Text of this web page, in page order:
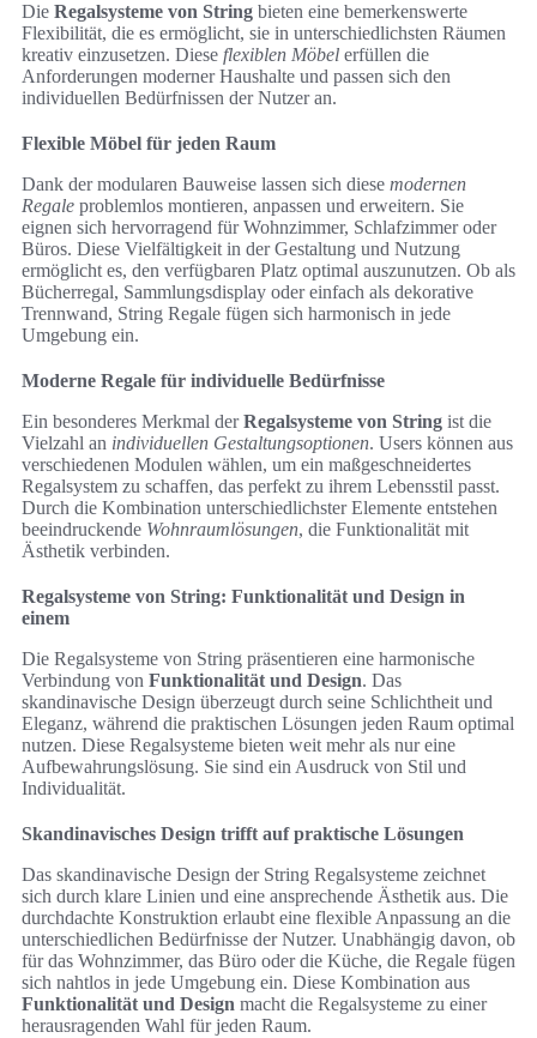
Die Regalsysteme von String bieten eine bemerkenswerte
Flexibilität, die es ermöglicht, sie in unterschiedlichsten Räumen
kreativ einzusetzen. Diese flexiblen Möbel erfüllen die
Anforderungen moderner Haushalte und passen sich den
individuellen Bedürfnissen der Nutzer an.
Flexible Möbel für jeden Raum
Dank der modularen Bauweise lassen sich diese modernen
Regale problemlos montieren, anpassen und erweitern. Sie
eignen sich hervorragend für Wohnzimmer, Schlafzimmer oder
Büros. Diese Vielfältigkeit in der Gestaltung und Nutzung
ermöglicht es, den verfügbaren Platz optimal auszunutzen. Ob als
Bücherregal, Sammlungsdisplay oder einfach als dekorative
Trennwand, String Regale fügen sich harmonisch in jede
Umgebung ein.
Moderne Regale für individuelle Bedürfnisse
Ein besonderes Merkmal derRegalsysteme von String ist die
Vielzahl an individuellen Gestaltungsoptionen. Users können aus
verschiedenen Modulen wählen, um ein maßgeschneidertes
Regalsystem zu schaffen, das perfekt zu ihrem Lebensstil passt.
Durch die Kombination unterschiedlichster Elemente entstehen
beeindruckende Wohnraumlösungen, die Funktionalität mit
Ästhetik verbinden.
Regalsysteme von String: Funktionalität und Design in
einem
Die Regalsysteme von String präsentieren eine harmonische
Verbindung von Funktionalität und Design. Das
skandinavische Design überzeugt durch seine Schlichtheit und
Eleganz, während die praktischen Lösungen jeden Raum optimal
nutzen. Diese Regalsysteme bieten weit mehr als nur eine
Aufbewahrungslösung. Sie sind ein Ausdruck von Stil und
Individualität.
Skandinavisches Design trifft auf praktische Lösungen
Das skandinavische Design der String Regalsysteme zeichnet
sich durch klare Linien und eine ansprechende Ästhetik aus. Die
durchdachte Konstruktion erlaubt eine flexible Anpassung an die
unterschiedlichen Bedürfnisse der Nutzer. Unabhängig davon, ob
für das Wohnzimmer, das Büro oder die Küche, die Regale fügen
sich nahtlos in jede Umgebung ein. Diese Kombination aus
Funktionalität und Design macht die Regalsysteme zu einer
herausragenden Wahl für jeden Raum.